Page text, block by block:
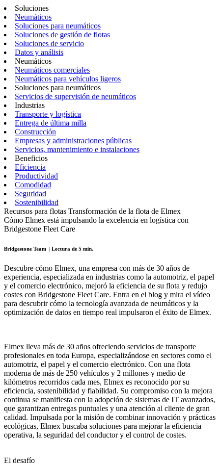
Soluciones
Neumáticos
Soluciones para neumáticos
Soluciones de gestión de flotas
Soluciones de servicio
Datos y análisis
Neumáticos
Neumáticos comerciales
Neumáticos para vehículos ligeros
Soluciones para neumáticos
Servicios de supervisión de neumáticos
Industrias
Transporte y logística
Entrega de última milla
Construcción
Empresas y administraciones públicas
Servicios, mantenimiento e instalaciones
Beneficios
Eficiencia
Productividad
Comodidad
Seguridad
Sostenibilidad
Recursos para flotas Transformación de la flota de Elmex
Cómo Elmex está impulsando la excelencia en logística con
Bridgestone Fleet Care
Bridgestone Team | Lectura de 5 min.
Descubre cómo Elmex, una empresa con más de 30 años de
experiencia, especializada en industrias como la automotriz, el papel
y el comercio electrónico, mejoró la eficiencia de su flota y redujo
costes con Bridgestone Fleet Care. Entra en el blog y mira el vídeo
para descubrir cómo la tecnología avanzada de neumáticos y la
optimización de datos en tiempo real impulsaron el éxito de Elmex.
Elmex lleva más de 30 años ofreciendo servicios de transporte
profesionales en toda Europa, especializándose en sectores como el
automotriz, el papel y el comercio electrónico. Con una flota
moderna de más de 250 vehículos y 2 millones y medio de
kilómetros recorridos cada mes, Elmex es reconocido por su
eficiencia, sostenibilidad y fiabilidad. Su compromiso con la mejora
continua se manifiesta con la adopción de sistemas de IT avanzados,
que garantizan entregas puntuales y una atención al cliente de gran
calidad. Impulsada por la misión de combinar innovación y prácticas
ecológicas, Elmex buscaba soluciones para mejorar la eficiencia
operativa, la seguridad del conductor y el control de costes.
El desafío